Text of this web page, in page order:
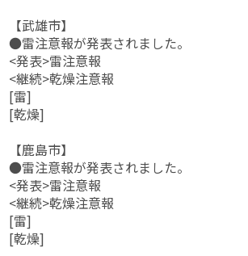
【武雄市】
●雷注意報が発表されました。
<発表>雷注意報
<継続>乾燥注意報
[雷]
[乾燥]
【鹿島市】
●雷注意報が発表されました。
<発表>雷注意報
<継続>乾燥注意報
[雷]
[乾燥]